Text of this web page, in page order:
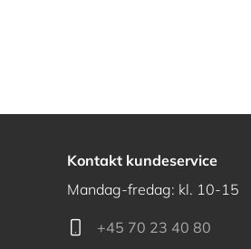
Kontakt kundeservice
Mandag-fredag: kl. 10-15
+45 70 23 40 80